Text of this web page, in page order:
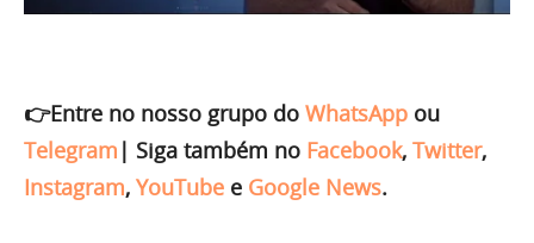
👉Entre no nosso grupo do WhatsApp ou
Telegram | Siga também no Facebook, Twitter,
Instagram, YouTube e Google News.